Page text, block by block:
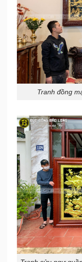
Tranh đồng